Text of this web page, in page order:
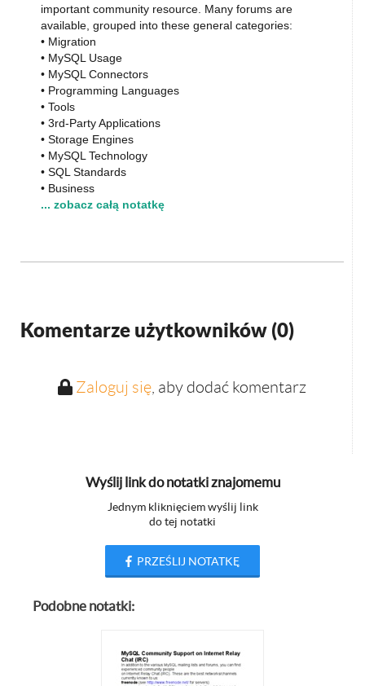
important community resource. Many forums are
available, grouped into these general categories:
• Migration
• MySQL Usage
• MySQL Connectors
• Programming Languages
• Tools
• 3rd-Party Applications
• Storage Engines
• MySQL Technology
• SQL Standards
• Business
... zobacz całą notatkę
Komentarze użytkowników (0)
Zaloguj się, aby dodać komentarz
Wyślij link do notatki znajomemu
Jednym kliknięciem wyślij link
do tej notatki
PRZEŚLIJ NOTATKĘ
Podobne notatki: